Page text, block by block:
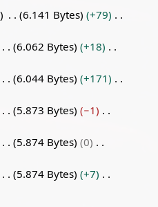
6.141 Bytes
+79
6.062 Bytes
+18
6.044 Bytes
+171
5.873 Bytes
−1
5.874 Bytes
0
5.874 Bytes
+7